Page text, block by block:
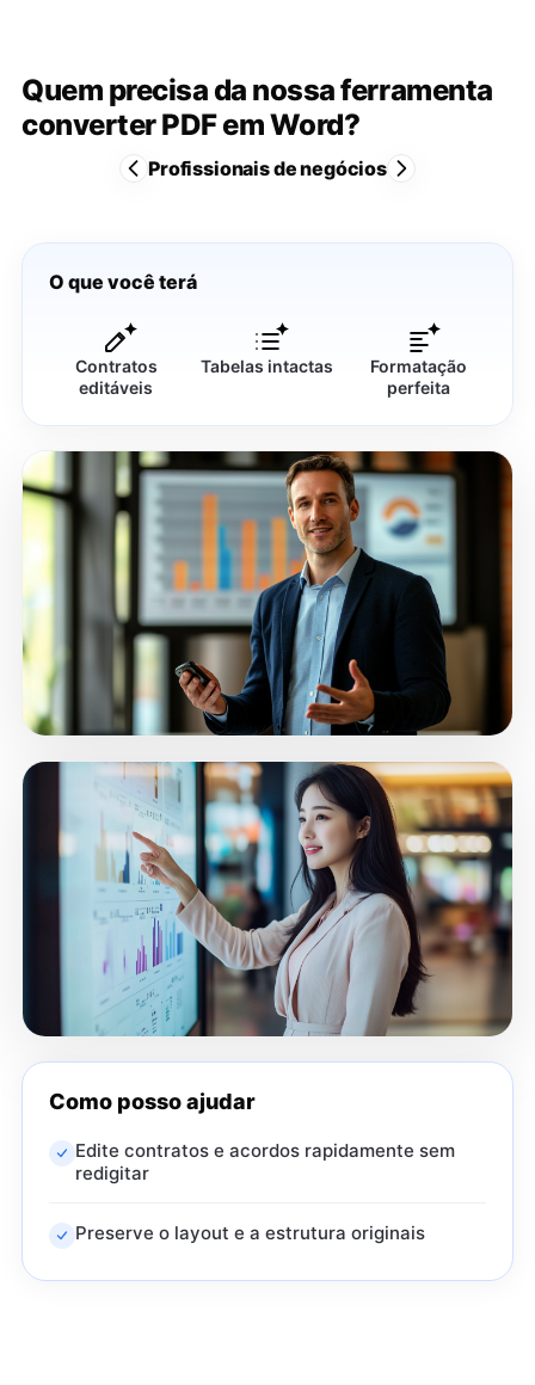
Quem precisa da nossa ferramenta
converter PDF em Word?
Profissionais de negócios
O que você terá
Contratos
editáveis
Tabelas intactas
Formatação
perfeita
Como posso ajudar
Edite contratos e acordos rapidamente sem
redigitar
Preserve o layout e a estrutura originais